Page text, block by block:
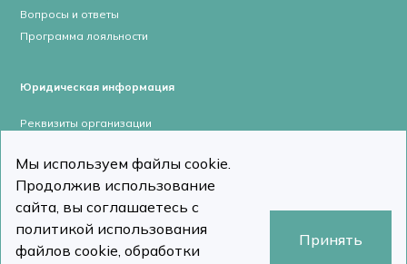
Вопросы и ответы
Программа лояльности
Юридическая информация
Реквизиты организации
Пользовательское соглашение
Политика конфиденциальности
Мы используем файлы cookie.
Продолжив использование
сайта, вы соглашаетесь с
политикой использования
файлов cookie, обработки
Принять